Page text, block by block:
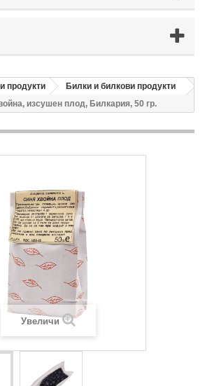
продукти
Билки и билкови продукти
изсушен плод, Билкария, 50 гр.
Увеличи